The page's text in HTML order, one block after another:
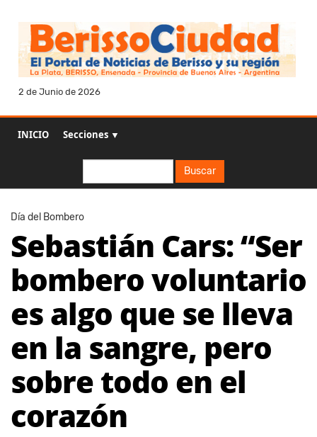
2 de Junio de 2026
INICIO Secciones ▼
Buscar
Día del Bombero
Sebastián Cars: “Ser
bombero voluntario
es algo que se lleva
en la sangre, pero
sobre todo en el
corazón